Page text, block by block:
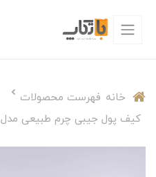
خانه فهرست محصولات
کیف پول جیبی چرم طبیعی مدل f3